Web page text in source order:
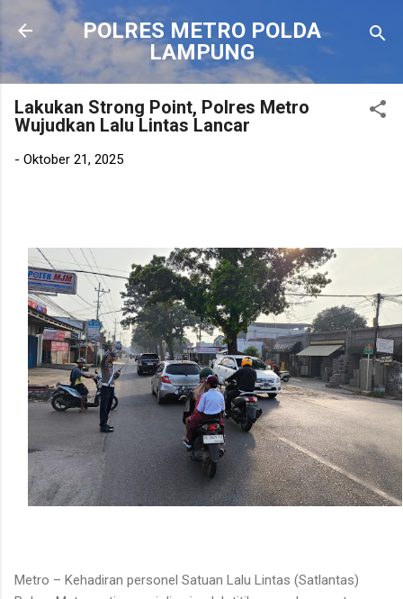
Langsung ke konten utama
POLRES METRO POLDA
LAMPUNG
Lakukan Strong Point, Polres Metro
Wujudkan Lalu Lintas Lancar
- Oktober 21, 2025
Metro – Kehadiran personel Satuan Lalu Lintas (Satlantas)